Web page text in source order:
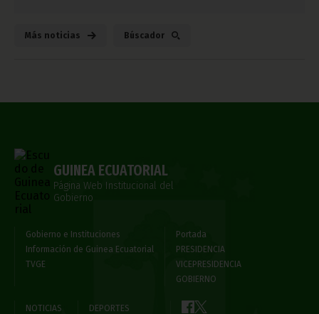
Más noticias Búscador
GUINEA ECUATORIAL
Página Web Institucional del
Gobierno
Gobierno e Instituciones
Información de Guinea Ecuatorial
TVGE
Portada
PRESIDENCIA
VICEPRESIDENCIA
GOBIERNO
NOTICIAS DEPORTES